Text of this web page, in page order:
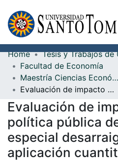
Communities & Collections
All of DSpace
Documents
Home
Tesis y Trabajos de
Facultad de Economía
Maestría Ciencias Económicas
Evaluación de impacto de política pública del programa especial desarraigados: una aplicación cuantitativa
Evaluación de
política pública
especial
aplicación